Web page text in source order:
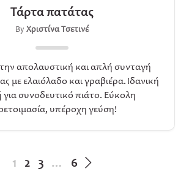
Τάρτα πατάτας
By Χριστίνα Τσετινέ
απολαυστική και απλή συνταγή
με ελαιόλαδο και γραβιέρα. Ιδανική
για συνοδευτικό πιάτο. Εύκολη
υπέροχη γεύση!
1 2 3 … 6